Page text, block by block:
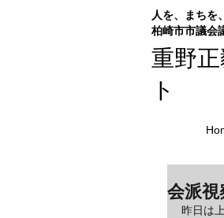
人を、まちを
柏崎市市議会
重野
ト
会派視
昨日は